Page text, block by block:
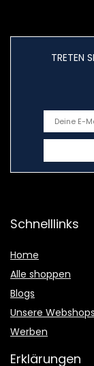
TRETEN
Schnelllinks
Home
Alle shoppen
Blogs
Unsere Webshops
Werben
Erklärungen